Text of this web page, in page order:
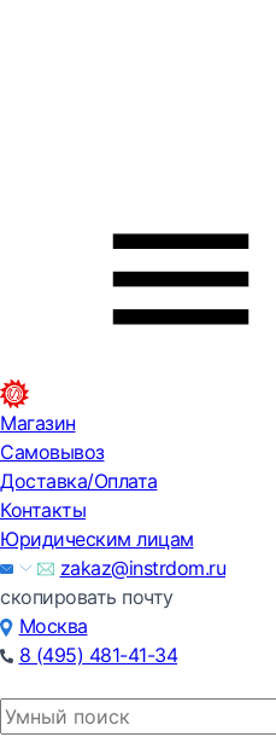
Магазин
Самовывоз
Доставка/Оплата
Контакты
Юридическим лицам
zakaz@instrdom.ru
скопировать почту
Москва
8 (495) 481-41-34